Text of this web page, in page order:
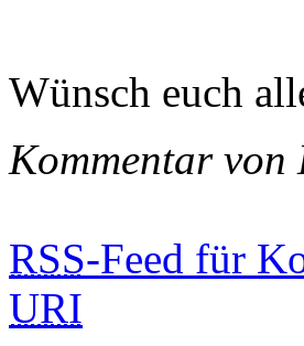
Wünsch euch
Kommentar
RSS-Feed für
URI